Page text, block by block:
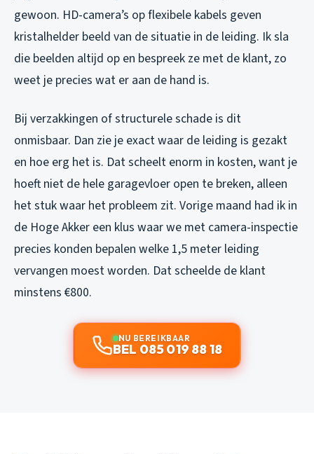
gewoon. HD-camera’s op flexibele kabels geven
kristalhelder beeld van de situatie in de leiding. Ik sla
die beelden altijd op en bespreek ze met de klant, zo
weet je precies wat er aan de hand is.
Bij verzakkingen of structurele schade is dit
onmisbaar. Dan zie je exact waar de leiding is gezakt
en hoe erg het is. Dat scheelt enorm in kosten, want je
hoeft niet de hele garagevloer open te breken, alleen
het stuk waar het probleem zit. Vorige maand had ik in
de Hoge Akker een klus waar we met camera-inspectie
precies konden bepalen welke 1,5 meter leiding
vervangen moest worden. Dat scheelde de klant
minstens €800.
NU BEREIKBAAR
BEL 085 019 88 18